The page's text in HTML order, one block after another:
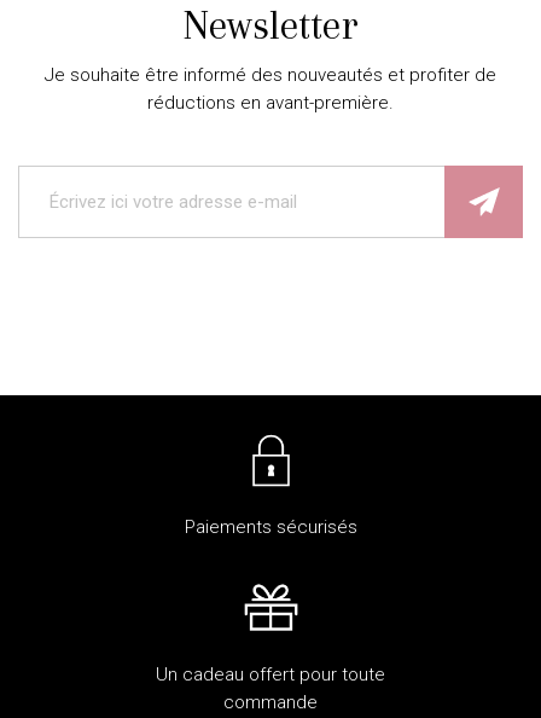
Newsletter
Je souhaite être informé des nouveautés et profiter de
réductions en avant-première.
Paiements sécurisés
Un cadeau offert pour toute
commande